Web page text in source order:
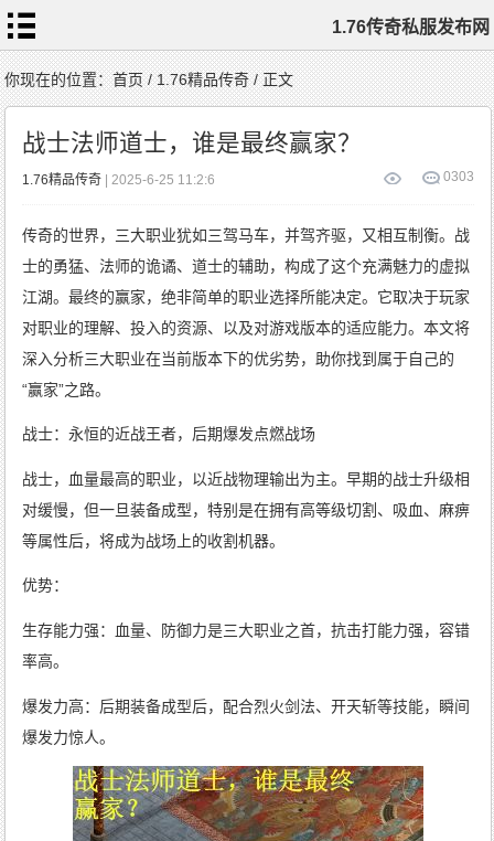
1.76传奇私服发布网
首
页
1.76
奇
私
1.76
复
1.76
精
品
传
奇
新
开
1.76
传
奇
标
签
云
你现在的位置：首页/1.76精品传奇/ 正文
战士法师道士，谁是最终赢家？
303
0
1.76精品传奇 | 2025-6-25 11:2:6
传奇的世界，三大职业犹如三驾马车，并驾齐驱，又相互制衡。战
士的勇猛、法师的诡谲、道士的辅助，构成了这个充满魅力的虚拟
江湖。最终的赢家，绝非简单的职业选择所能决定。它取决于玩家
对职业的理解、投入的资源、以及对游戏版本的适应能力。本文将
深入分析三大职业在当前版本下的优劣势，助你找到属于自己的
“赢家”之路。
战士：永恒的近战王者，后期爆发点燃战场
战士，血量最高的职业，以近战物理输出为主。早期的战士升级相
对缓慢，但一旦装备成型，特别是在拥有高等级切割、吸血、麻痹
等属性后，将成为战场上的收割机器。
优势：
生存能力强：血量、防御力是三大职业之首，抗击打能力强，容错
率高。
爆发力高：后期装备成型后，配合烈火剑法、开天斩等技能，瞬间
爆发力惊人。